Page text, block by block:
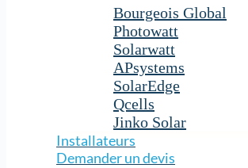
Bourgeois Global
Photowatt
Solarwatt
APsystems
SolarEdge
Qcells
Jinko Solar
Installateurs
Demander un devis